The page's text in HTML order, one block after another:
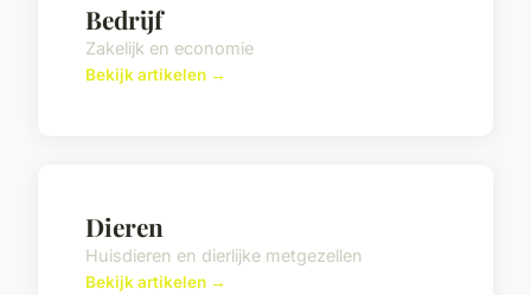
Bedrijf
Zakelijk en economie
Bekijk artikelen →
Dieren
Huisdieren en dierlijke metgezellen
Bekijk artikelen →